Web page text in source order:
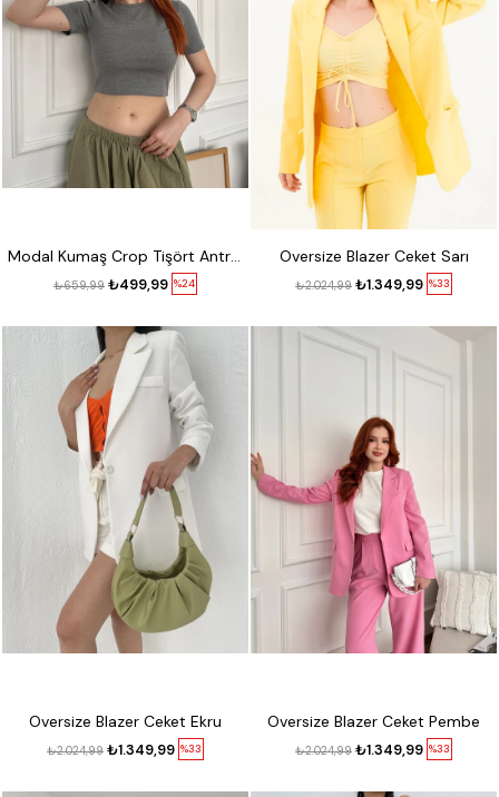
%24
₺499,99
₺659,99
Oversize Blazer Ceket Sarı
%33
₺1.349,99
₺2.024,99
Oversize Blazer Ceket Ekru
%33
₺1.349,99
₺2.024,99
Oversize Blazer Ceket Pembe
%33
₺1.349,99
₺2.024,99